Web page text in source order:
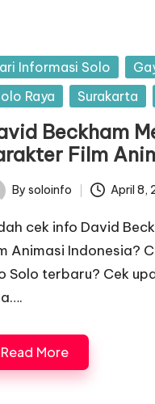
Informasi Solo
Raya
Surakarta
Beckham
Film
By soloinfo April 8,
cek info David
Animasi Indonesia?
Solo terbaru? Cek
Read More